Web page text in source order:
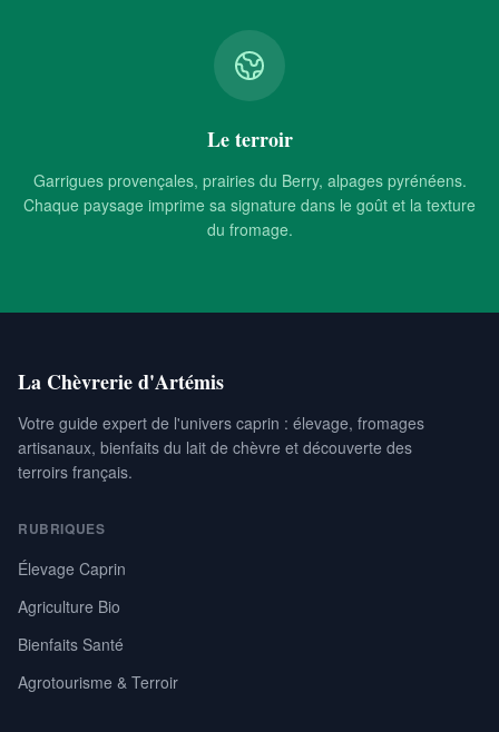
Le terroir
Garrigues provençales, prairies du Berry, alpages pyrénéens.
Chaque paysage imprime sa signature dans le goût et la texture
du fromage.
La Chèvrerie d'Artémis
Votre guide expert de l'univers caprin : élevage, fromages
artisanaux, bienfaits du lait de chèvre et découverte des
terroirs français.
RUBRIQUES
Élevage Caprin
Agriculture Bio
Bienfaits Santé
Agrotourisme & Terroir